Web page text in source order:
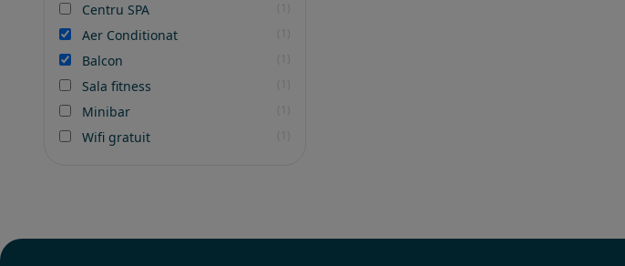
Centru SPA
Aer Conditionat
Balcon
Sala fitness
Minibar
Wifi gratuit